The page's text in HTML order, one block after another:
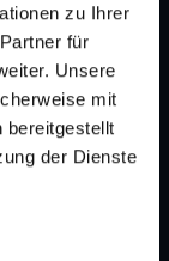
zu Ihrer
für
Unsere
mit
bereitgestellt
der Dienste
cf1 gemäß